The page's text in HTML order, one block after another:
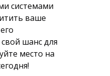
системами
ваше
шанс для
место на